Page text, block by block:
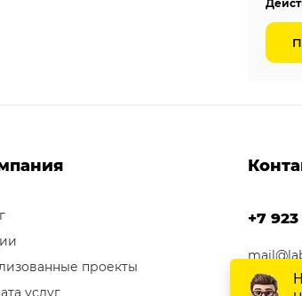
проекты
услуг
+7 923
г.